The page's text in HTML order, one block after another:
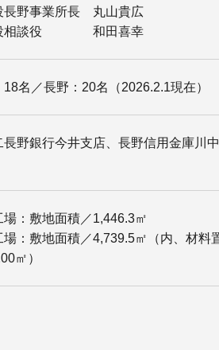
長野事業所長 丸山貴広
相談役 和田喜幸
18名／長野：20名（2026.2.1現在）
長野銀行今井支店、長野信用金庫川
場：敷地面積／1,446.3㎡
場：敷地面積／4,739.5㎡（内、材料
㎡）